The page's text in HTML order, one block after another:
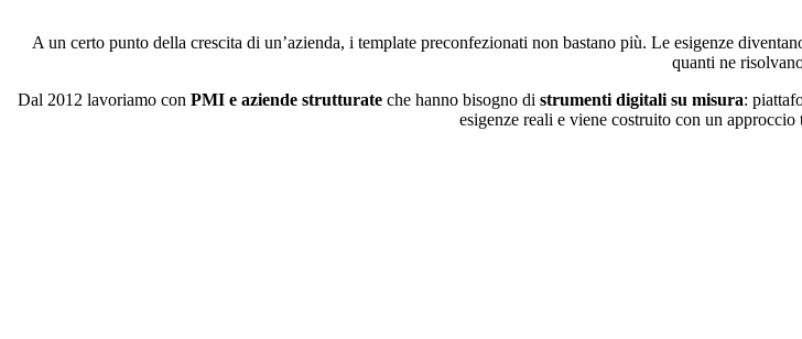
A un certo punto della crescita di un’azienda, i template preconfezionati non bastano più. Le esigenze
quanti ne
Dal 2012 lavoriamo con PMI e aziende strutturate che hanno bisogno di strumenti digitali su misura:
esigenze reali e viene costruito con un